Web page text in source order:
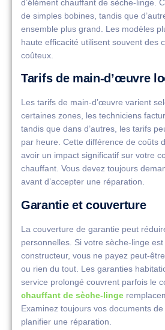
d’élément chauffant de sèche-linge.
de simples bobines, tandis que
ensemble plus grand. Les modèles
haute efficacité utilisent souvent des
coûteux.
Tarifs de main-d’œuvre
Les tarifs de main-d’œuvre varient
certaines zones, les techniciens
tandis que dans d’autres, les tarifs
par heure. Cette différence de coûts
avoir un impact significatif sur votre
chauffant. Vous devez toujours
avant d’accepter une réparation.
Garantie et couverture
La couverture de garantie peut
personnelles. Si votre sèche-linge
constructeur, vous ne payez peut-
ou rien du tout. Les garanties
service prolongé couvrent parfois le
chauffant de sèche-linge
Examinez toujours vos documents
planifier une réparation.